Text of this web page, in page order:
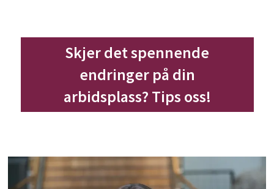
Skjer det spennende
endringer på din
arbidsplass? Tips oss!